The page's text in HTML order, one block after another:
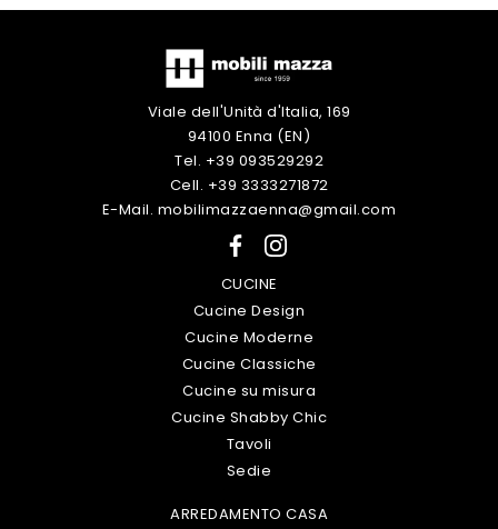
Viale dell'Unità d'Italia, 169
94100 Enna (EN)
Tel. +39 093529292
Cell. +39 3333271872
E-Mail. mobilimazzaenna@gmail.com
CUCINE
Cucine Design
Cucine Moderne
Cucine Classiche
Cucine su misura
Cucine Shabby Chic
Tavoli
Sedie
ARREDAMENTO CASA